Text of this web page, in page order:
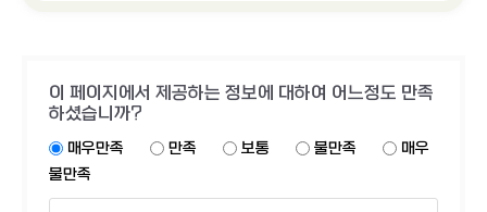
이 페이지에서 제공하는 정보에 대하여 어느정도 만족
하셨습니까?
매우만족 만족 보통 불만족
매우
불만족